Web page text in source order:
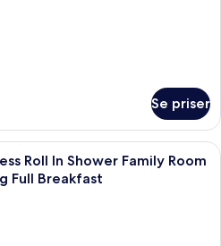
Se priser
Et moderne hotelværelse med to
Roll In Shower Family Room
Full Breakfast